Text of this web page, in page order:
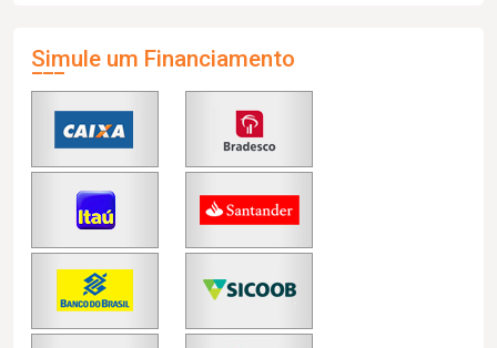
Simule um Financiamento